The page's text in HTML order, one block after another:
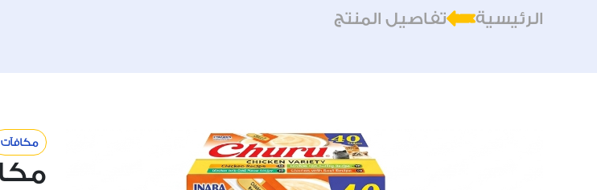
الرئيسية تفاصيل المنتج
مكافآت